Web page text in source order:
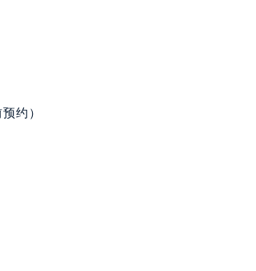
预约）
需提前预约）
预约）
提前预约）
提前预约）
约）